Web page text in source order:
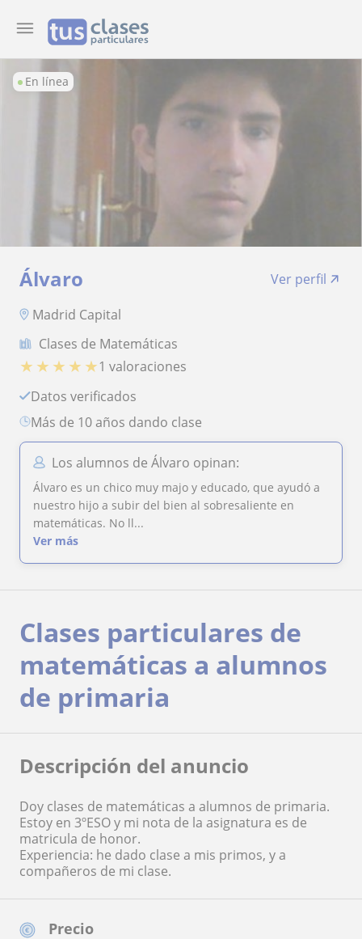
En línea
Álvaro
Ver perfil
Madrid Capital
Clases de Matemáticas
★ ★ ★ ★ ★1 valoraciones
Datos verificados
más de 10 años dando clase
Los alumnos de Álvaro opinan:
Álvaro es un chico muy majo y educado, que ayudó a
nuestro hijo a subir del bien al sobresaliente en
matemáticas. No ll...
Ver más
Precio
Clases particulares de
matemáticas a alumnos
de primaria
Descripción del anuncio
Doy clases de matemáticas a alumnos de primaria.
Estoy en 3ºESO y mi nota de la asignatura es de
matricula de honor.
Experiencia: he dado clase a mis primos, y a
compañeros de mi clase.